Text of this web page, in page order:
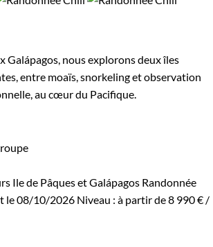
Haute Montagne
Galápagos, nous explorons deux îles
entre moaïs, snorkeling et observation
au cœur du Pacifique.
Ile de Pâques et Galápagos Randonnée
le 08/10/2026 Niveau : à partir de8 990 € /